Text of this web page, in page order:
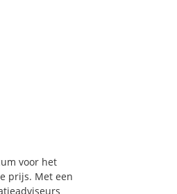
voor het
prijs. Met een